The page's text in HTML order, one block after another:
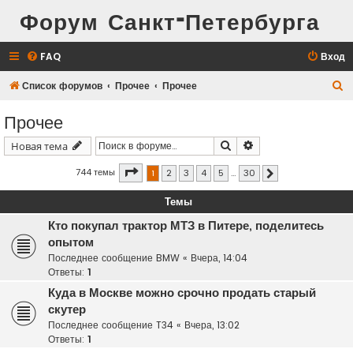
Форум Санкт-Петербурга
FAQ Вход
Список форумов Прочее Прочее
Прочее
Новая тема Поиск
744 темы Страница 1из 30
1 2 3 4 5 … 30
Темы
Кто покупал трактор МТЗ в Питере, поделитесь
опытом
Последнее сообщение BMW « Вчера, 14:04
Ответы: 1
Куда в Москве можно срочно продать старый
скутер
Последнее сообщение T34 « Вчера, 13:02
Ответы: 1